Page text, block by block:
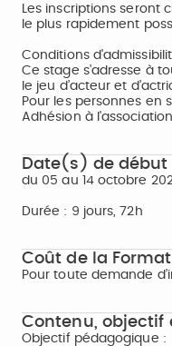
Les inscriptions seront
le plus rapidement
Conditions
Ce stage s’adresse à
le jeu d’acteur et
Pour les personnes en
Adhésion à
Date(s) de début
du 05 au 14 octobre
Durée : 9 jours, 72h
Coût de la
Pour toute demande
Contenu, objectif
Objectif pédagogique :